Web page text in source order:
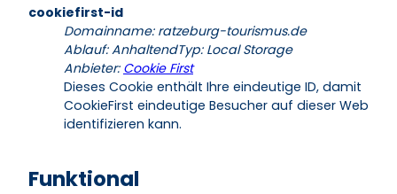
cookiefirst-id
Domainname: ratzeburg-tourismus.de
Ablauf:AnhaltendTyp: Local Storage
Anbieter: Cookie First
Dieses Cookie enthält Ihre eindeutige ID, damit
CookieFirst eindeutige Besucher auf dieser Website
identifizieren kann.
Funktional